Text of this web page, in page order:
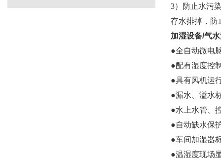
3）防止水污
存水排掉，防
加湿设备/气
●全自动微电
●配有湿度控
●具有风机运
●漏水、溢水
●水上水管、
●自动缺水保
●车间加湿器
●温湿度现场